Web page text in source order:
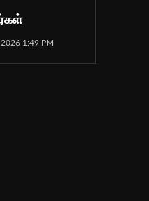
1:49 PM